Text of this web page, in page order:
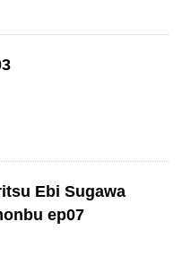
Ebi Sugawa
ep07